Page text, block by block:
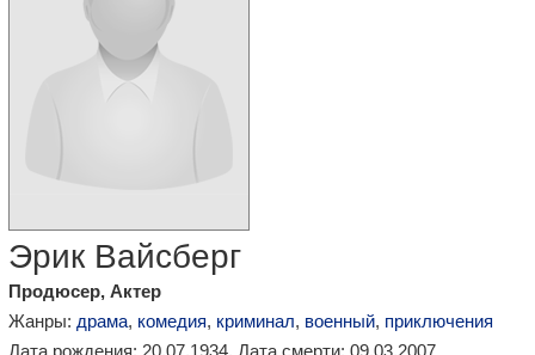
Эрик Вайсберг
Продюсер, Актер
Жанры: драма, комедия, криминал, военный, приключения
Дата рождения: 20.07.1934. Дата смерти: 09.03.2007